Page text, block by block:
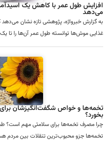
افزایش طول عمر با کاهش یک
می‌دهد
به گزارش خبرواژه، پژوهشی تازه نشان
غذایی موش‌ها توانسته طول عمر آن‌ها را تا
تخمه‌ها و خواص شگفت‌انگیزشان
بخورد؟
چرا مصرف تخمه‌ها برای سلامتی مهم است؟
تخمه‌ها جزو محبوب‌ترین تنقلات بین مردم